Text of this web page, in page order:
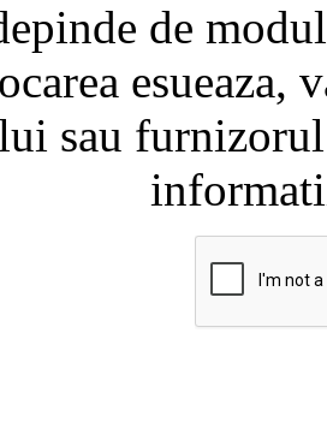
de
sau